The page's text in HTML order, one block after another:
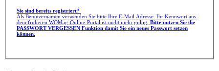
Sie sind bereits registriert?
Als Benutzernamen verwenden Sie bitte Ihre E-Mail Adresse. Ihr Kennwort aus
dem früheren WOMag-Online-Portal ist nicht mehr gültig. Bitte nutzen Sie die
PASSWORT VERGESSEN Funktion damit Sie ein neues Passwort setzen
können.